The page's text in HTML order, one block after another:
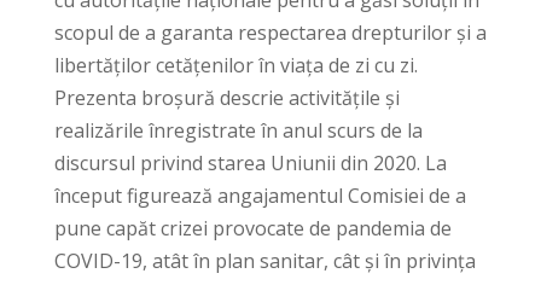
scopul de a garanta respectarea drepturilor și a
libertăților cetățenilor în viața de zi cu zi.
Prezenta broșură descrie activitățile și
realizările înregistrate în anul scurs de la
discursul privind starea Uniunii din 2020. La
început figurează angajamentul Comisiei de a
pune capăt crizei provocate de pandemia de
COVID-19, atât în plan sanitar, cât și în privința